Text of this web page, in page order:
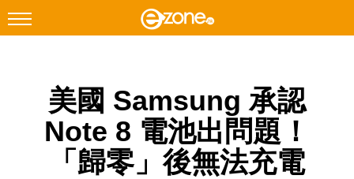
Facebook Instagram
科技焦點
美國 Samsung 承認
Note 8 電池出問題！
「歸零」後無法充電